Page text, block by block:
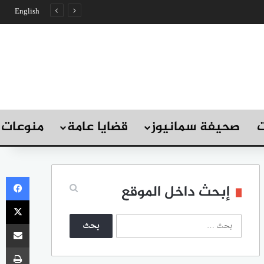
English
صحيفة سمانيوز قضايا عامة منوعات
إبحث داخل الموقع
ح